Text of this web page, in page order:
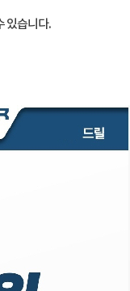
있습니다.